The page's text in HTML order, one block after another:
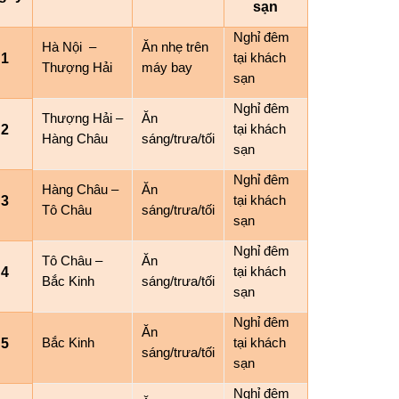
sạn
1
Hà Nội –
Thượng Hải
Ăn nhẹ trên
máy bay
Nghỉ đêm
tại khách
sạn
2
Thượng Hải –
Hàng Châu
Ăn
sáng/trưa/tối
Nghỉ đêm
tại khách
sạn
3
Hàng Châu –
Tô Châu
Ăn
sáng/trưa/tối
Nghỉ đêm
tại khách
sạn
4
Tô Châu –
Bắc Kinh
Ăn
sáng/trưa/tối
Nghỉ đêm
tại khách
sạn
5 Bắc Kinh
Ăn
sáng/trưa/tối
Nghỉ đêm
tại khách
sạn
Nghỉ đêm